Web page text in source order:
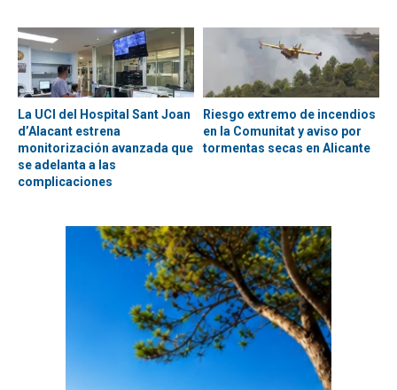
La UCI del Hospital Sant Joan
d’Alacant estrena
monitorización avanzada que
se adelanta a las
complicaciones
Riesgo extremo de incendios
en la Comunitat y aviso por
tormentas secas en Alicante